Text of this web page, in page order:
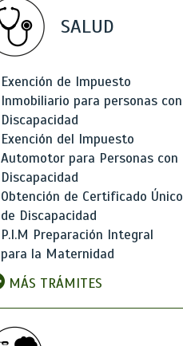
SALUD
Exención de Impuesto
Inmobiliario para personas con
Discapacidad
Exención del Impuesto
Automotor para Personas con
Discapacidad
Obtención de Certificado Único
de Discapacidad
P.I.M Preparación Integral
para la Maternidad
MÁS TRÁMITES